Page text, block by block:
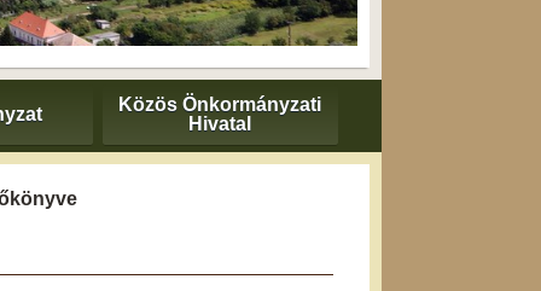
Közös Önkormányzati
Hivatal